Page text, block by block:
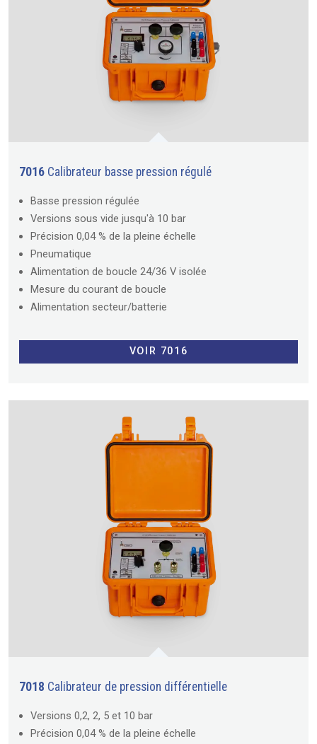
7016 Calibrateur basse pression régulé
Basse pression régulée
Versions sous vide jusqu'à 10 bar
Précision 0,04 % de la pleine échelle
Pneumatique
Alimentation de boucle 24/36 V isolée
Mesure du courant de boucle
Alimentation secteur/batterie
VOIR 7016
7018 Calibrateur de pression différentielle
Versions 0,2, 2, 5 et 10 bar
Précision 0,04 % de la pleine échelle